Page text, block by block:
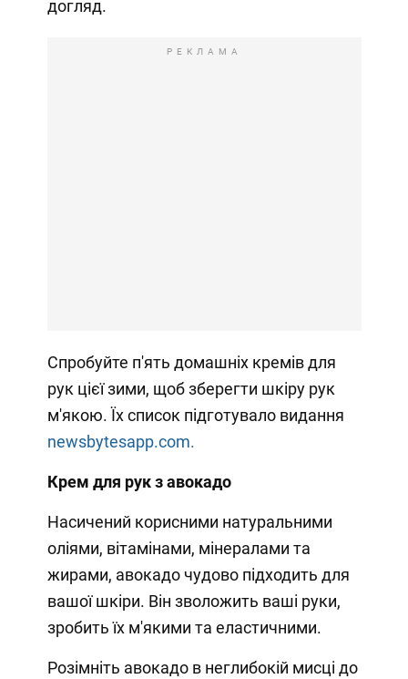
догляд.
РЕКЛАМА
Спробуйте п'ять домашніх кремів для
рук цієї зими, щоб зберегти шкіру рук
м'якою. Їх список підготувало видання
newsbytesapp.com.
Крем для рук з авокадо
Насичений корисними натуральними
оліями, вітамінами, мінералами та
жирами, авокадо чудово підходить для
вашої шкіри. Він зволожить ваші руки,
зробить їх м'якими та еластичними.
Розімніть авокадо в неглибокій мисці до